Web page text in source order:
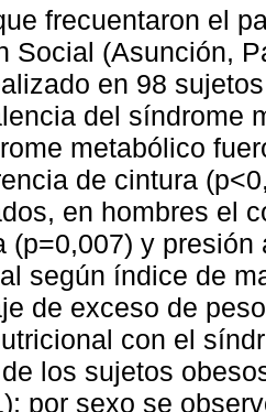
frecuentaron el
Social (Asunción,
en 98
del síndrome
metabólico
de cintura
en hombres el
(p=0,007) y
según índice de
de exceso de
con el
los sujetos
por sexo se